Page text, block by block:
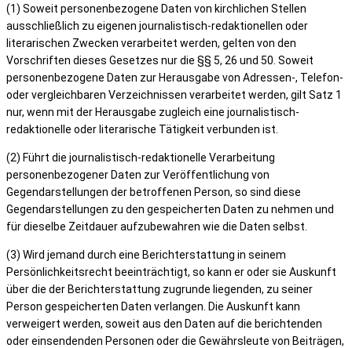
(1) Soweit personenbezogene Daten von kirchlichen Stellen
ausschließlich zu eigenen journalistisch-redaktionellen oder
literarischen Zwecken verarbeitet werden, gelten von den
Vorschriften dieses Gesetzes nur die §§ 5, 26 und 50. Soweit
personenbezogene Daten zur Herausgabe von Adressen-, Telefon-
oder vergleichbaren Verzeichnissen verarbeitet werden, gilt Satz 1
nur, wenn mit der Herausgabe zugleich eine journalistisch-
redaktionelle oder literarische Tätigkeit verbunden ist.
(2) Führt die journalistisch-redaktionelle Verarbeitung
personenbezogener Daten zur Veröffentlichung von
Gegendarstellungen der betroffenen Person, so sind diese
Gegendarstellungen zu den gespeicherten Daten zu nehmen und
für dieselbe Zeitdauer aufzubewahren wie die Daten selbst.
(3) Wird jemand durch eine Berichterstattung in seinem
Persönlichkeitsrecht beeinträchtigt, so kann er oder sie Auskunft
über die der Berichterstattung zugrunde liegenden, zu seiner
Person gespeicherten Daten verlangen. Die Auskunft kann
verweigert werden, soweit aus den Daten auf die berichtenden
oder einsendenden Personen oder die Gewährsleute von Beiträgen,